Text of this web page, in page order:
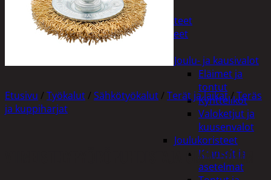
Tuotevalikoima
Poistotuotteet
Kausituotteet
Joulu- ja kausivalot
Eläimet ja
tontut
Kyntteliköt
Valoketjut ja
kuusenvalot
Joulukoristeet
Kranssit ja
asetelmat
Etusivu / Työkalut / Sähkötyökalut / Terät ja laikat /Teräs
ja kuppiharjat
VIIMEISTELYPYÖRÖPUHDISTAJA 6MM/50MM